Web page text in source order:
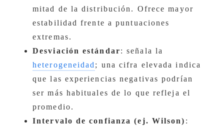
mitad de la distribución. Ofrece mayor
estabilidad frente a puntuaciones
extremas.
Desviación estándar: señala la
heterogeneidad ; una cifra elevada indica
que las experiencias negativas podrían
ser más habituales de lo que refleja el
promedio.
Intervalo de confianza (ej. Wilson) :